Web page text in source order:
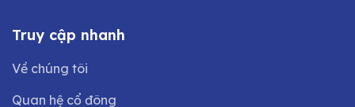
Truy cập nhanh
Về chúng tôi
Quan hệ cổ đông